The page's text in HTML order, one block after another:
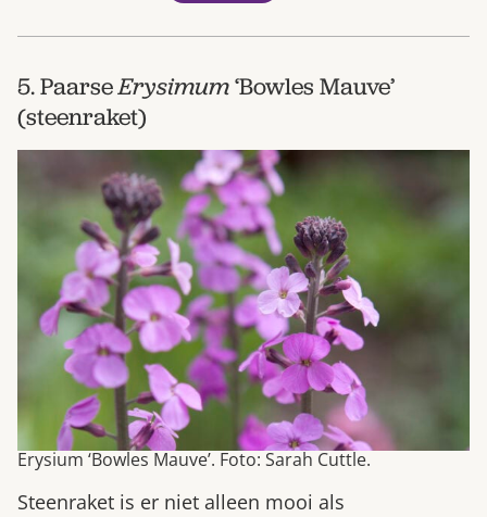
5. PaarseErysimum‘Bowles Mauve’
(steenraket)
Erysium ‘Bowles Mauve’. Foto: Sarah Cuttle.
Steenraket is er niet alleen mooi als